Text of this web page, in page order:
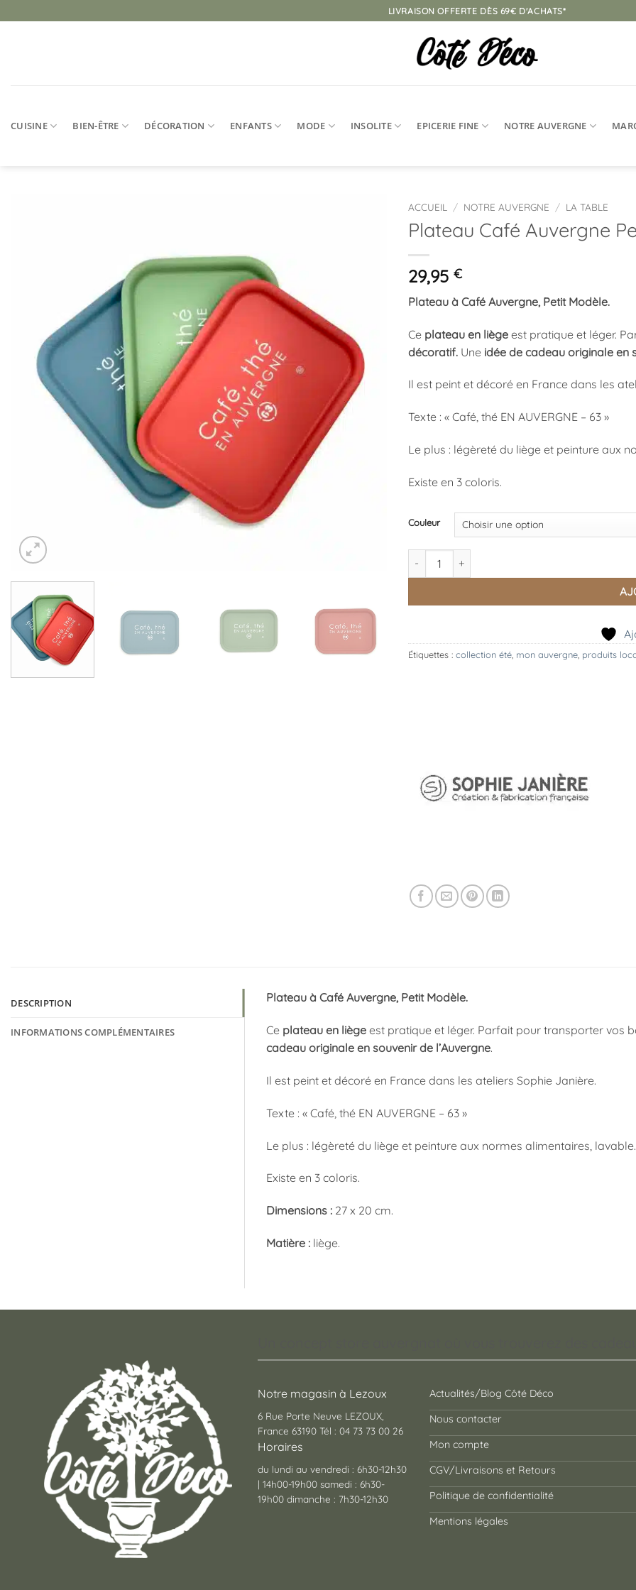
au
LIVRAISON OFFERTE DÈS 69€ D'ACHATS*
CUISINE BIEN-ÊTRE DÉCORATION ENFANTS MODE INSOLITE EPICERIE FINE NOTRE AUVERGNE
ACCUEIL / NOTRE AUVERGNE / LA TABLE
Plateau Café Auvergne
29,95 €
Plateau à Café Auvergne, Petit Modèle.
Ce plateau en liège est pratique et léger.
décoratif. Une idée de cadeau originale en
Il est peint et décoré en France dans les
Texte : « Café, thé EN AUVERGNE – 63 »
Le plus : légèreté du liège et peinture aux
Existe en 3 coloris.
Couleur
Étiquettes : collection été, mon auvergne, produits
DESCRIPTION
INFORMATIONS COMPLÉMENTAIRES
Plateau à Café Auvergne, Petit Modèle.
Ce plateau en liège est pratique et léger. Parfait pour transporter vos
cadeau originale en souvenir de l’Auvergne.
Il est peint et décoré en France dans les ateliers Sophie Janière.
Texte : « Café, thé EN AUVERGNE – 63 »
Le plus : légèreté du liège et peinture aux normes alimentaires, lavable.
Existe en 3 coloris.
Dimensions : 27 x 20 cm.
Matière :liège.
Notre magasin à Lezoux
6 Rue Porte Neuve LEZOUX,
France 63190 Tél : 04 73 73 00 26
Horaires
du lundi au vendredi : 6h30-12h30
| 14h00-19h00 samedi : 6h30-
19h00 dimanche : 7h30-12h30
Actualités/Blog Côté Déco
Nous contacter
Mon compte
CGV/Livraisons et Retours
Politique de confidentialité
Mentions légales